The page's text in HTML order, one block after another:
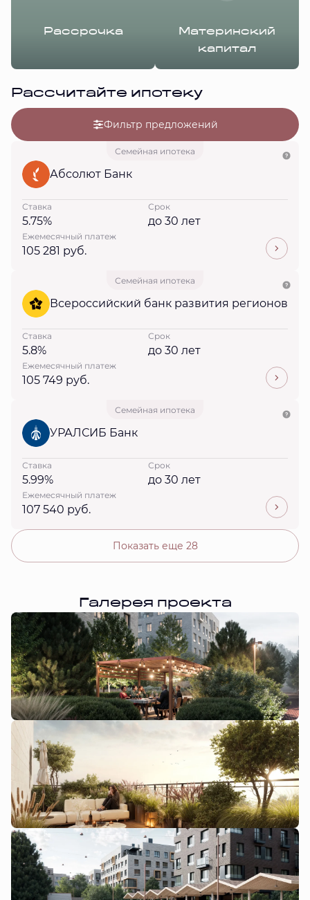
Рассрочка
Материнский
капитал
Рассчитайте ипотеку
Фильтр предложений
Семейная ипотека
Абсолют Банк
Ставка
5.75%
Срок
до 30 лет
Ежемесячный платеж
105 281 руб.
Семейная ипотека
Всероссийский банк развития регионов
Ставка
5.8%
Срок
до 30 лет
Ежемесячный платеж
105 749 руб.
Семейная ипотека
УРАЛСИБ Банк
Ставка
5.99%
Срок
до 30 лет
Ежемесячный платеж
107 540 руб.
Показать еще 28
Галерея проекта